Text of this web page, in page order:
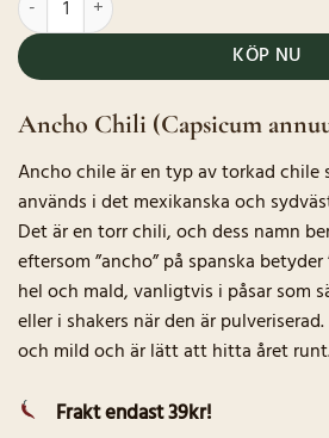
KÖP NU
Ancho Chili (Capsicum
Ancho chile är en typ av torkad chile
används i det mexikanska och
Det är en torr chili, och dess namn
eftersom ”ancho” på spanska betyder
hel och mald, vanligtvis i påsar som
eller i shakers när den är
och mild och är lätt att hitta året
Frakt endast 39kr!